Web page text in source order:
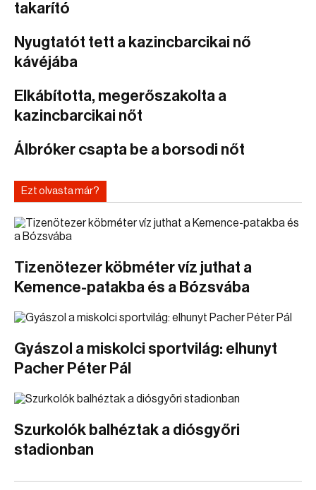
takarító
Nyugtatót tett a kazincbarcikai nő
kávéjába
Elkábította, megerőszakolta a
kazincbarcikai nőt
Álbróker csapta be a borsodi nőt
Ezt olvasta már?
Tizenötezer köbméter víz juthat a
Kemence-patakba és a Bózsvába
Gyászol a miskolci sportvilág: elhunyt
Pacher Péter Pál
Szurkolók balhéztak a diósgyőri
stadionban